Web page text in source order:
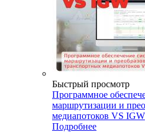
Быстрый просмотр
Программное
маршрутизации и
медиапотоков VS IGW
Подробнее